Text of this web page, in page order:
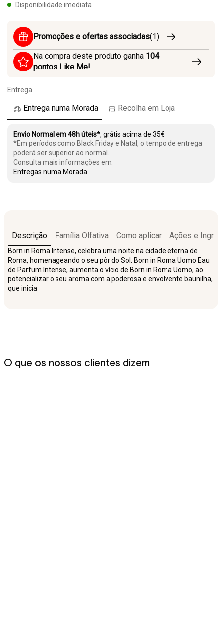
Disponibilidade imediata
Promoções e ofertas associadas(1)
Na compra deste produto ganha 104
pontos Like Me!
Entrega
Entrega numa Morada Recolha em Loja
Envio Normal em 48h úteis*, grátis acima de 35€
*Em períodos como Black Friday e Natal, o tempo de entrega
poderá ser superior ao normal.
Consulta mais informações em:
Entregas numa Morada
Descrição Família Olfativa Como aplicar Ações e
Born in Roma Intense, celebra uma noite na cidade eterna de
Roma, homenageando o seu pôr do Sol. Born in Roma Uomo Eau
de Parfum Intense, aumenta o vício de Born in Roma Uomo, ao
potencializar o seu aroma com a poderosa e envolvente baunilha,
que inicia
O que os nossos clientes dizem